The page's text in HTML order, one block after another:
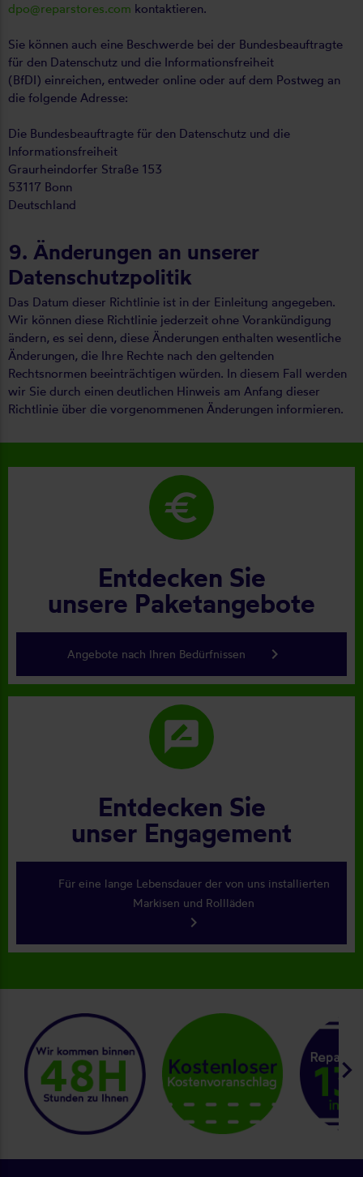
dpo@reparstores.com kontaktieren.
Sie können auch eine Beschwerde bei der Bundesbeauftragte
für den Datenschutz und die Informationsfreiheit
(BfDI) einreichen, entweder online oder auf dem Postweg an
die folgende Adresse:
Die Bundesbeauftragte für den Datenschutz und die
Informationsfreiheit
Graurheindorfer Straße 153
53117 Bonn
Deutschland
9. Änderungen an unserer
Datenschutzpolitik
Das Datum dieser Richtlinie ist in der Einleitung angegeben.
Wir können diese Richtlinie jederzeit ohne Vorankündigung
ändern, es sei denn, diese Änderungen enthalten wesentliche
Änderungen, die Ihre Rechte nach den geltenden
Rechtsnormen beeinträchtigen würden. In diesem Fall werden
wir Sie durch einen deutlichen Hinweis am Anfang dieser
Richtlinie über die vorgenommenen Änderungen informieren.
euro
Entdecken Sie
unsere Paketangebote
Angebote nach Ihren Bedürfnissen keyboard_arrow_right
rate_review
Entdecken Sie
unser Engagement
Für eine lange Lebensdauer der von uns installierten
Markisen und Rollläden
keyboard_arrow_right
keyboard_arrow_right